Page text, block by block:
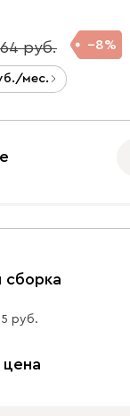
8
/мес.
сборка